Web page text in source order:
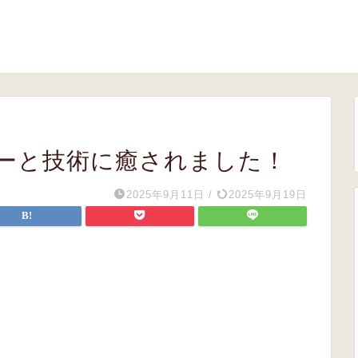
と技術に癒されました！
2025年9月11日 / 2025年9月19日